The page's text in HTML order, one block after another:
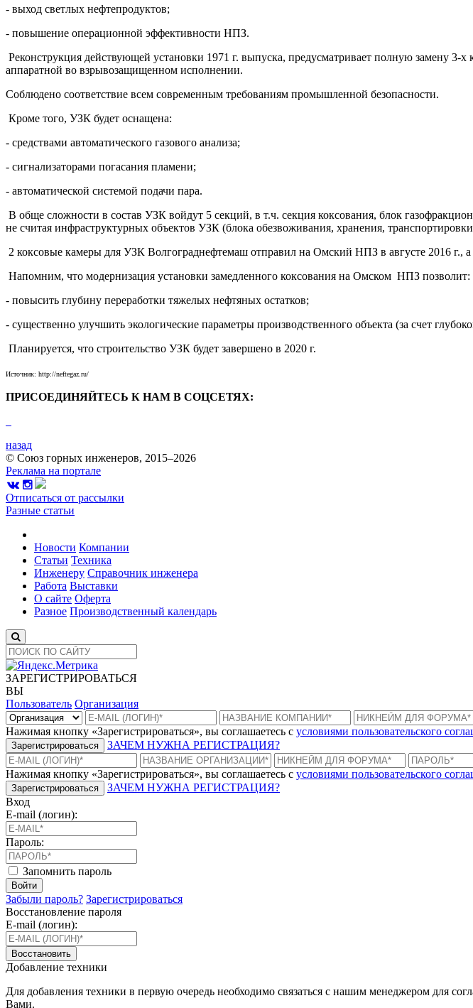
- выход светлых нефтепродуктов;
- повышение операционной эффективности НПЗ.
Реконструкция действующей установки 1971 г. выпуска, предусматривает полную замену 3-
аппаратной во взрывозащищенном исполнении.
Соблюдено соответствие всем современным требованиям промышленной безопасности.
Кроме того, УЗК будет оснащена:
- средствами автоматического газового анализа;
- сигнализаторами погасания пламени;
- автоматической системой подачи пара.
В обще сложности в состав УЗК войдут 5 секций, в т.ч. секция коксования, блок
не считая инфраструктурных объектов УЗК (блока обезвоживания, хранения,
2 коксовые камеры для УЗК Волгограднефтемаш отправил на Омский НПЗ в августе 2016 г.,
Напомним, что модернизация установки замедленного коксования на Омском НПЗ позволит:
- повысить глубину переработки тяжелых нефтяных остатков;
- существенно улучшить экологические параметры производственного объекта (за счет
Планируется, что строительство УЗК будет завершено в 2020 г.
Источник: http://neftegaz.ru/
ПРИСОЕДИНЯЙТЕСЬ К НАМ В СОЦСЕТЯХ:
назад
© Союз горных инженеров, 2015–2026
Реклама на портале
Отписаться от рассылки
Разные статьи
Новости Компании
Статьи Техника
Инженеру Справочник инженера
Работа Выставки
О сайте Оферта
Разное Производственный календарь
ЗАРЕГИСТРИРОВАТЬСЯ
ВЫ
Пользователь Организация
Нажимая кнопку «Зарегистрироваться», вы соглашаетесь с условиями пользовательского
Зарегистрироваться ЗАЧЕМ НУЖНА РЕГИСТРАЦИЯ?
Нажимая кнопку «Зарегистрироваться», вы соглашаетесь с условиями пользовательского
Зарегистрироваться
ЗАЧЕМ НУЖНА РЕГИСТРАЦИЯ?
Вход
E-mail (логин):
Пароль:
Запомнить пароль
Войти
Забыли пароль? Зарегистрироваться
Восстановление пароля
E-mail (логин):
Восстановить
Добавление техники
Для добавления техники в первую очередь необходимо связаться с нашим менеджером для
Вами.